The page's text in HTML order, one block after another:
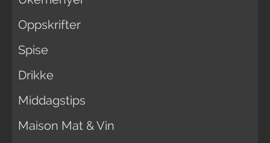
Oppskrifter
Spise
Drikke
Middagstips
Maison Mat & Vin